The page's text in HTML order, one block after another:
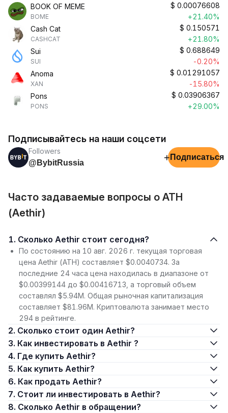
BOOK OF MEME
BOME
$ 0.00076608
+21.40%
Cash Cat
CASHCAT
$ 0.150571
+21.80%
Sui
SUI
$ 0.688649
-0.20%
Anoma
XAN
$ 0.01291057
-15.80%
Pons
PONS
$ 0.03906367
+29.00%
Подписывайтесь на наши соцсети
Followers
@BybitRussia
+ Подписаться
Часто задаваемые вопросы о ATH
(Aethir)
1. Сколько Aethir стоит сегодня?
По состоянию на 10 авг. 2026 г. текущая торговая
цена Aethir (ATH) составляет $0.0040734. За
последние 24 часа цена находилась в диапазоне от
$0.00399144 до $0.00416713, а торговый объем
составлял $5.94M. Общая рыночная капитализация
составляет $81.96M. Криптовалюта занимает место
294 в рейтинге.
2. Сколько стоит один Aethir?
3. Как инвестировать в Aethir ?
4. Где купить Aethir?
5. Как купить Aethir?
6. Как продать Aethir?
7. Стоит ли инвестировать в Aethir?
8. Сколько Aethir в обращении?